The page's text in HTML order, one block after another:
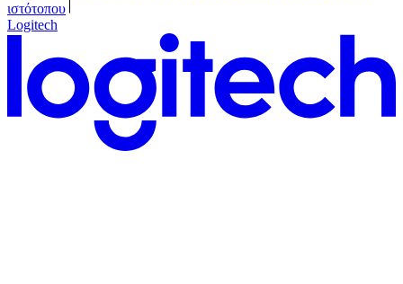
ιστότοπου
Logitech